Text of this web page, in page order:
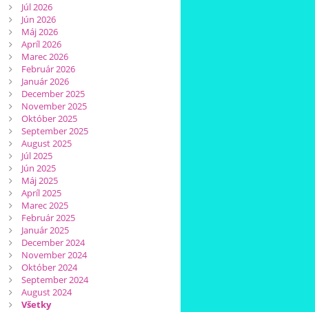
Júl 2026
Jún 2026
Máj 2026
Apríl 2026
Marec 2026
Február 2026
Január 2026
December 2025
November 2025
Október 2025
September 2025
August 2025
Júl 2025
Jún 2025
Máj 2025
Apríl 2025
Marec 2025
Február 2025
Január 2025
December 2024
November 2024
Október 2024
September 2024
August 2024
Všetky